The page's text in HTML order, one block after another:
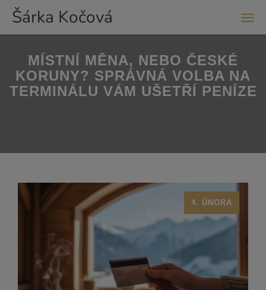
Šárka Kočová
MÍSTNÍ MĚNA, NEBO ČESKÉ
KORUNY? SPRÁVNÁ VOLBA NA
TERMINÁLU VÁM UŠETŘÍ PENÍZE
4. ÚNORA